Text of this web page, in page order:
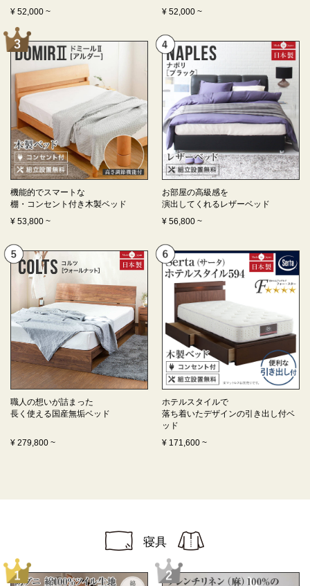
¥ 52,000 ~ ¥ 52,000 ~
機能的でスマートな
棚・コンセント付き木製ベッド
¥ 53,800 ~
お部屋の高級感を
演出してくれるレザーベッド
¥ 56,800 ~
職人の想いが詰まった
長く使える国産無垢ベッド
¥ 279,800 ~
ホテルスタイルで
落ち着いたデザインの引き出し付ベ
ッド
¥ 171,600 ~
寝具